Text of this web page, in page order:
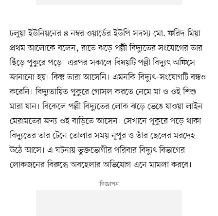
ঢলুয়া ইউনিয়নের ৪ নম্বর ওয়ার্ডের ইউপি সদস্য মো. ফরিদ মিয়া
প্রথম আলোকে বলেন, রাতে ঝড়ে পল্লী বিদ্যুতের সংযোগের তার
ছিঁড়ে পুকুরে পড়ে। এরপর সকালে বিষয়টি পল্লী বিদ্যুৎ অফিসে
জানানো হয়। কিন্তু তারা আসেনি। এমনকি বিদ্যুৎ–সংযোগটি বন্ধও
করেনি। বিদ্যুতায়িত পুকুরে গোসল করতে নেমে মা ও ওই শিশু
মারা যান। বিকেলে পল্লী বিদ্যুতের লোক ঝড়ে ভেঙে যাওয়া লাইন
মেরামতের জন্য ওই বাড়িতে আসেন। সেখানে পুকুরে পড়ে থাকা
বিদ্যুতের তার টেনে তোলার সময় নূপুর ও তাঁর ছেলের মরদেহ
উঠে আসে। এ ঘটনায় ভুক্তভোগীর পরিবার বিদ্যুৎ বিভাগের
লোকজনের বিরুদ্ধে অবহেলার অভিযোগ এনে মামলা করবে।